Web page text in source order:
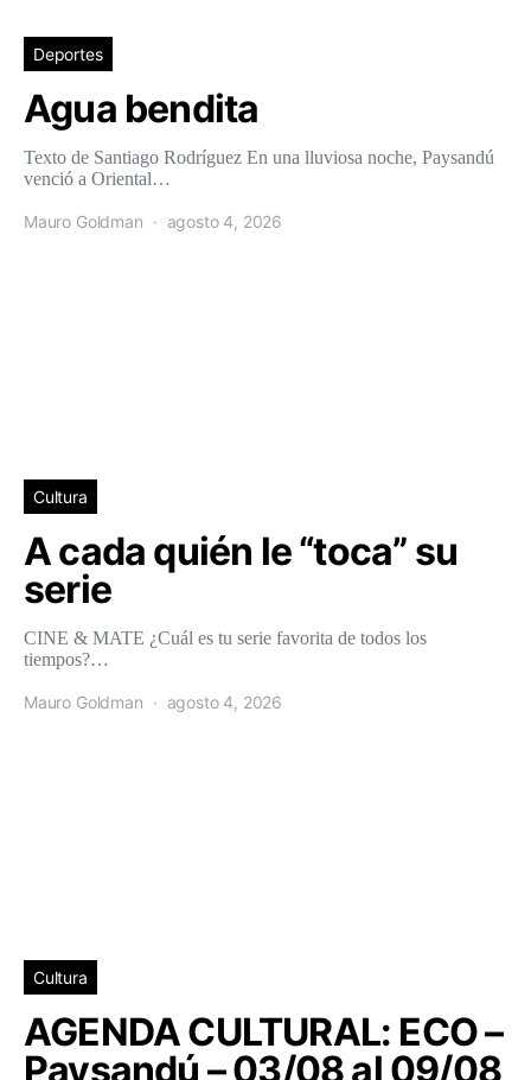
Deportes
Agua bendita
Texto de Santiago Rodríguez En una lluviosa noche, Paysandú
venció a Oriental…
Mauro Goldman agosto 4, 2026
Cultura
A cada quién le “toca” su
serie
CINE & MATE ¿Cuál es tu serie favorita de todos los
tiempos?…
Mauro Goldman agosto 4, 2026
Cultura
AGENDA CULTURAL: ECO –
Paysandú – 03/08 al 09/08